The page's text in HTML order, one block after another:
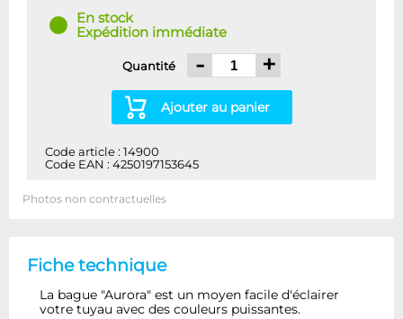
En stock
Expédition immédiate
Quantité - +
Ajouter au panier
Code article : 14900
Code EAN : 4250197153645
Photos non contractuelles
Fiche technique
La bague "Aurora" est un moyen facile d'éclairer
votre tuyau avec des couleurs puissantes.